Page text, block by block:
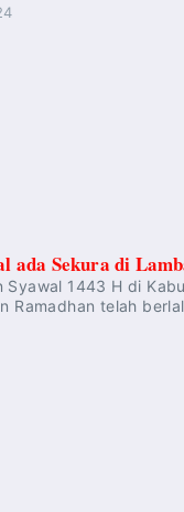
ada Sekura di
1443 H di
Ramadhan telah